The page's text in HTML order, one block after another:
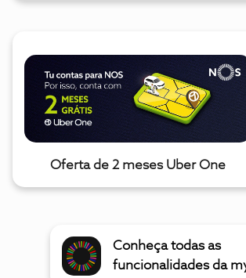
Oferta de 2 meses Uber One
Conheça todas as
funcionalidades da